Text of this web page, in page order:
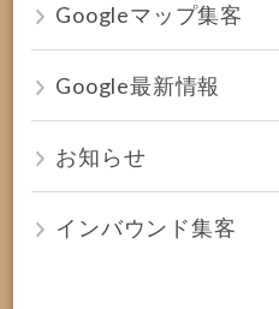
Googleマップ集客
Google最新情報
お知らせ
インバウンド集客